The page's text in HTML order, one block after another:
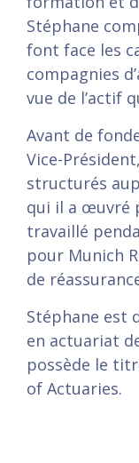
Stéphane
font face les
compagnies
vue de l’actif
Avant de
Vice-
structurés
qui il a œuvré
travaillé
pour Munich
de
Stéphane est
en actuariat
possède le
of Actuaries.